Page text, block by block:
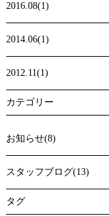
2016.08(1)
2014.06(1)
2012.11(1)
カテゴリー
お知らせ(8)
スタッフブログ(13)
タグ